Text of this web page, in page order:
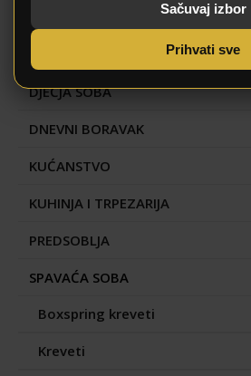
Kategorije
DJEČJA SOBA
DNEVNI BORAVAK
KUĆANSTVO
KUHINJA I TRPEZARIJA
PREDSOBLJA
SPAVAĆA SOBA
Boxspring kreveti
Kreveti
Sačuvaj izbor
Prihvati sve